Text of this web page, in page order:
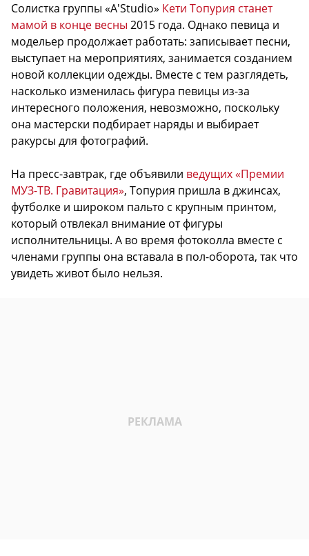
Солистка группы «A'Studio» Кети Топурия станет
мамой в конце весны 2015 года. Однако певица и
модельер продолжает работать: записывает песни,
выступает на мероприятиях, занимается созданием
новой коллекции одежды. Вместе с тем разглядеть,
насколько изменилась фигура певицы из-за
интересного положения, невозможно, поскольку
она мастерски подбирает наряды и выбирает
ракурсы для фотографий.
На пресс-завтрак, где объявили ведущих «Премии
МУЗ-ТВ. Гравитация», Топурия пришла в джинсах,
футболке и широком пальто с крупным принтом,
который отвлекал внимание от фигуры
исполнительницы. А во время фотоколла вместе с
членами группы она вставала в пол-оборота, так что
увидеть живот было нельзя.